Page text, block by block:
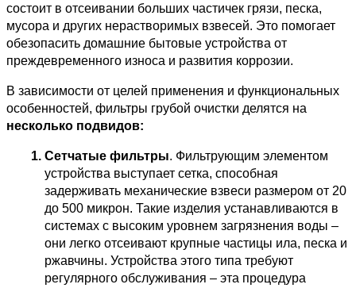
состоит в отсеивании больших частичек грязи, песка,
мусора и других нерастворимых взвесей. Это помогает
обезопасить домашние бытовые устройства от
преждевременного износа и развития коррозии.
В зависимости от целей применения и функциональных
несколько подвидов:
Сетчатые фильтры. Фильтрующим элементом
устройства выступает сетка, способная
задерживать механические взвеси размером от 20
до 500 микрон. Такие изделия устанавливаются в
системах с высоким уровнем загрязнения воды –
они легко отсеивают крупные частицы ила, песка и
ржавчины. Устройства этого типа требуют
регулярного обслуживания – эта процедура